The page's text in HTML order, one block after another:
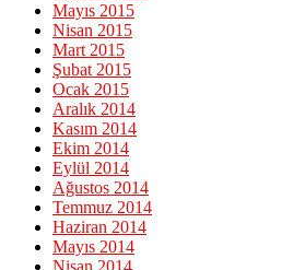
Mayıs 2015
Nisan 2015
Mart 2015
Şubat 2015
Ocak 2015
Aralık 2014
Kasım 2014
Ekim 2014
Eylül 2014
Ağustos 2014
Temmuz 2014
Haziran 2014
Mayıs 2014